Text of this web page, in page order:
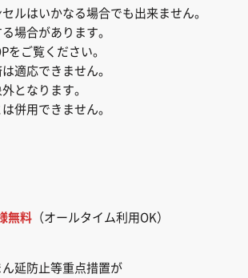
ルはいかなる場合でも出来ません。
場合があります。
をご覧ください。
適応できません。
となります。
併用できません。
無料 （オールタイム利用OK）
延防止等重点措置が